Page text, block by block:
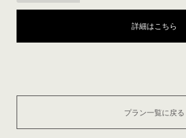
詳細はこちら
プラン一覧に戻る